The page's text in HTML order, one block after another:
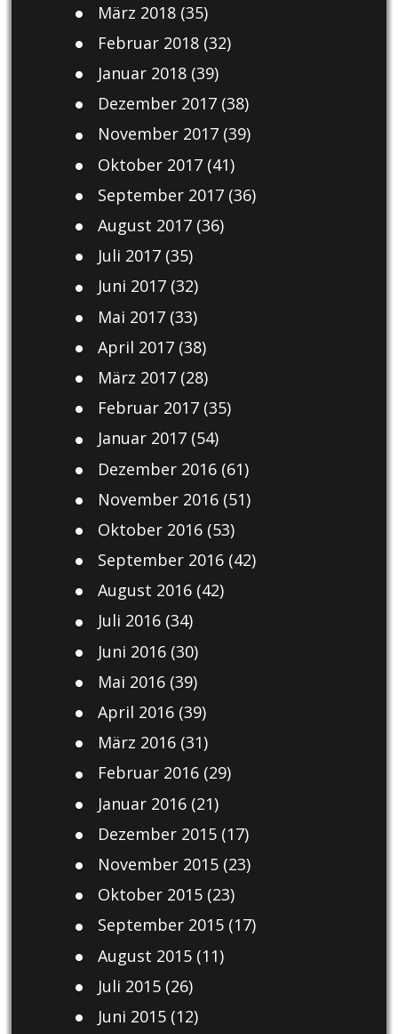
März 2018(35)
Februar 2018(32)
Januar 2018(39)
Dezember 2017(38)
November 2017(39)
Oktober 2017(41)
September 2017(36)
August 2017(36)
Juli 2017(35)
Juni 2017(32)
Mai 2017(33)
April 2017(38)
März 2017(28)
Februar 2017(35)
Januar 2017(54)
Dezember 2016(61)
November 2016(51)
Oktober 2016(53)
September 2016(42)
August 2016(42)
Juli 2016(34)
Juni 2016(30)
Mai 2016(39)
April 2016(39)
März 2016(31)
Februar 2016(29)
Januar 2016(21)
Dezember 2015(17)
November 2015(23)
Oktober 2015(23)
September 2015(17)
August 2015(11)
Juli 2015(26)
Juni 2015(12)